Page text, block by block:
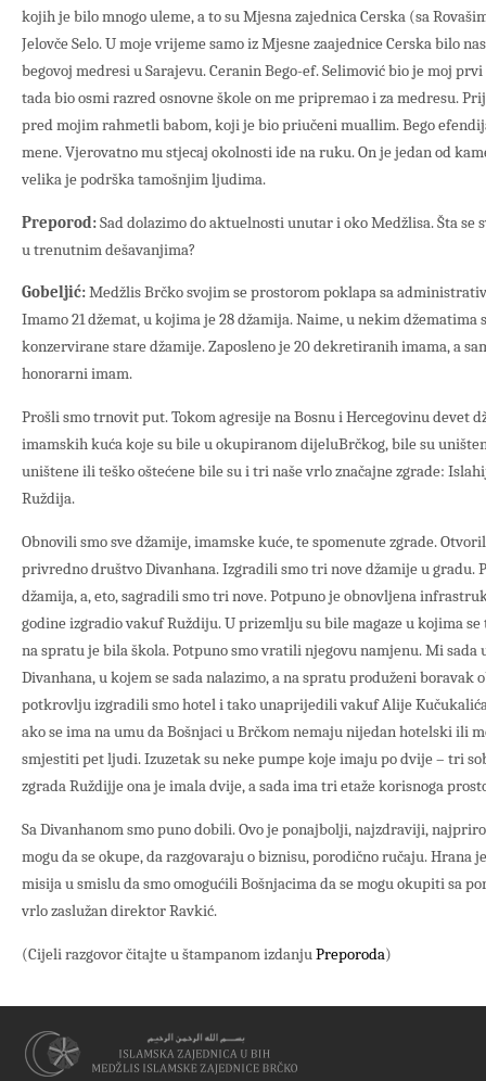
kojih je bilo mnogo uleme, a to su Mjesna zajednica Cerska (sa
Jelovče Selo. U moje vrijeme samo iz Mjesne zaajednice Cerska bilo
begovoj medresi u Sarajevu. Ceranin Bego-ef. Selimović bio je moj
tada bio osmi razred osnovne škole on me pripremao i za medresu.
pred mojim rahmetli babom, koji je bio priučeni muallim. Bego
mene. Vjerovatno mu stjecaj okolnosti ide na ruku. On je jedan od
velika je podrška tamošnjim ljudima.
Preporod:Sad dolazimo do aktuelnosti unutar i oko Medžlisa. Šta se
u trenutnim dešavanjima?
Gobeljić:Medžlis Brčko svojim se prostorom poklapa sa
Imamo 21 džemat, u kojima je 28 džamija. Naime, u nekim džematima
konzervirane stare džamije. Zaposleno je 20 dekretiranih imama, a
honorarni imam.
Prošli smo trnovit put. Tokom agresije na Bosnu i Hercegovinu devet
imamskih kuća koje su bile u okupiranom dijeluBrčkog, bile su
uništene ili teško oštećene bile su i tri naše vrlo značajne zgrade:
Ruždija.
Obnovili smo sve džamije, imamske kuće, te spomenute zgrade.
privredno društvo Divanhana. Izgradili smo tri nove džamije u gradu.
džamija, a, eto, sagradili smo tri nove. Potpuno je obnovljena
godine izgradio vakuf Ruždiju. U prizemlju su bile magaze u kojima se
na spratu je bila škola. Potpuno smo vratili njegovu namjenu. Mi
Divanhana, u kojem se sada nalazimo, a na spratu produženi boravak
potkrovlju izgradili smo hotel i tako unaprijedili vakuf Alije
ako se ima na umu da Bošnjaci u Brčkom nemaju nijedan hotelski ili
smjestiti pet ljudi. Izuzetak su neke pumpe koje imaju po dvije – tri
zgrada Ruždijje ona je imala dvije, a sada ima tri etaže korisnoga
Sa Divanhanom smo puno dobili. Ovo je ponajbolji, najzdraviji,
mogu da se okupe, da razgovaraju o biznisu, porodično ručaju. Hrana
misija u smislu da smo omogućili Bošnjacima da se mogu okupiti sa
vrlo zaslužan direktor Ravkić.
(Cijeli razgovor čitajte u štampanom izdanjuPreporoda)